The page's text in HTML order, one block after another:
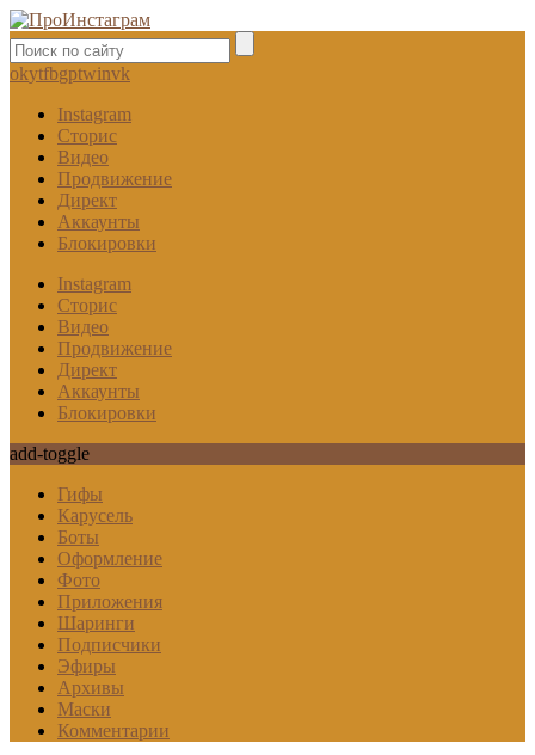
okytfbgptwinvk
Instagram
Сторис
Видео
Продвижение
Директ
Аккаунты
Блокировки
Instagram
Сторис
Видео
Продвижение
Директ
Аккаунты
Блокировки
add-toggle
Гифы
Карусель
Боты
Оформление
Фото
Приложения
Шаринги
Подписчики
Эфиры
Архивы
Маски
Комментарии